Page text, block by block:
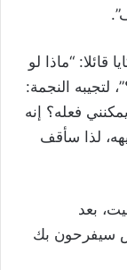
قائلا: “ماذا لو
لتجيبه النجمة:
فعله؟ إنه
لذا سأقف
بعد
سيفرحون بك